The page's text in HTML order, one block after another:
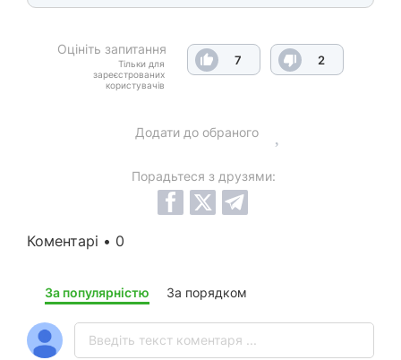
Оцініть запитання
Тільки для
зареєстрованих
користувачів
7 2
Додати до обраного
Порадьтеся з друзями:
Коментарі • 0
За популярністю За порядком